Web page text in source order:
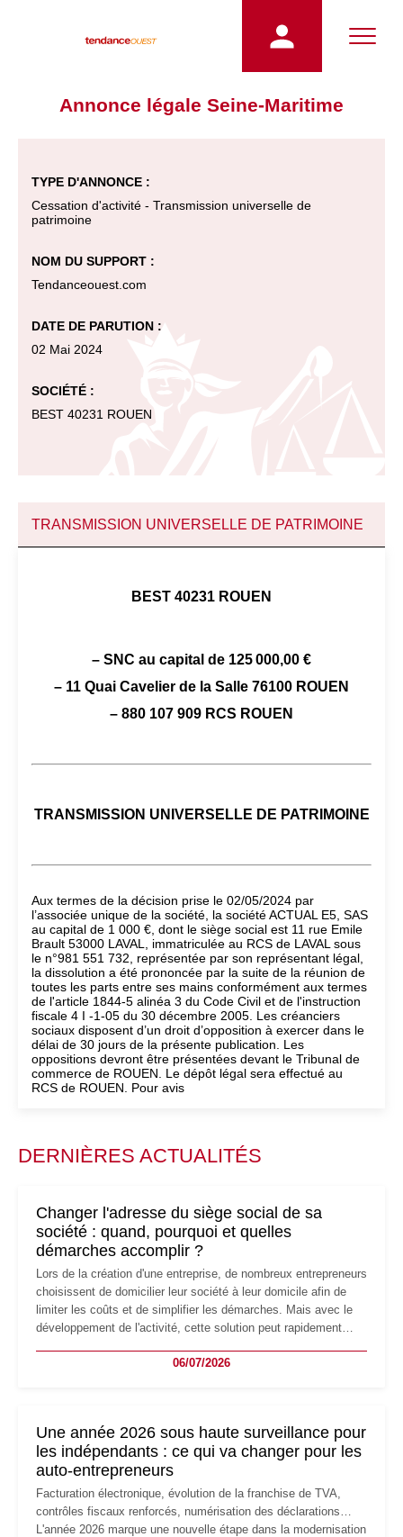
Annonce légale Seine-Maritime
TYPE D'ANNONCE :
Cessation d'activité - Transmission universelle de
patrimoine
NOM DU SUPPORT :
Tendanceouest.com
DATE DE PARUTION :
02 Mai 2024
SOCIÉTÉ :
BEST 40231 ROUEN
TRANSMISSION UNIVERSELLE DE PATRIMOINE
BEST 40231 ROUEN
– SNC au capital de 125 000,00 €
– 11 Quai Cavelier de la Salle 76100 ROUEN
– 880 107 909 RCS ROUEN
TRANSMISSION UNIVERSELLE DE PATRIMOINE
Aux termes de la décision prise le 02/05/2024 par
l’associée unique de la société, la société ACTUAL E5, SAS
au capital de 1 000 €, dont le siège social est 11 rue Emile
Brault 53000 LAVAL, immatriculée au RCS de LAVAL sous
le n°981 551 732, représentée par son représentant légal,
la dissolution a été prononcée par la suite de la réunion de
toutes les parts entre ses mains conformément aux termes
de l'article 1844-5 alinéa 3 du Code Civil et de l'instruction
fiscale 4 I -1-05 du 30 décembre 2005. Les créanciers
sociaux disposent d’un droit d’opposition à exercer dans le
délai de 30 jours de la présente publication. Les
oppositions devront être présentées devant le Tribunal de
commerce de ROUEN. Le dépôt légal sera effectué au
RCS de ROUEN. Pour avis
DERNIÈRES ACTUALITÉS
Changer l'adresse du siège social de sa
société : quand, pourquoi et quelles
démarches accomplir ?
Lors de la création d'une entreprise, de nombreux entrepreneurs
choisissent de domicilier leur société à leur domicile afin de
limiter les coûts et de simplifier les démarches. Mais avec le
développement de l'activité, cette solution peut rapidement
professionnels, recrutement, image de marque… Le
06/07/2026
Une année 2026 sous haute surveillance pour
les indépendants : ce qui va changer pour les
auto-entrepreneurs
Facturation électronique, évolution de la franchise de TVA,
contrôles fiscaux renforcés, numérisation des déclarations…
L'année 2026 marque une nouvelle étape dans la modernisation